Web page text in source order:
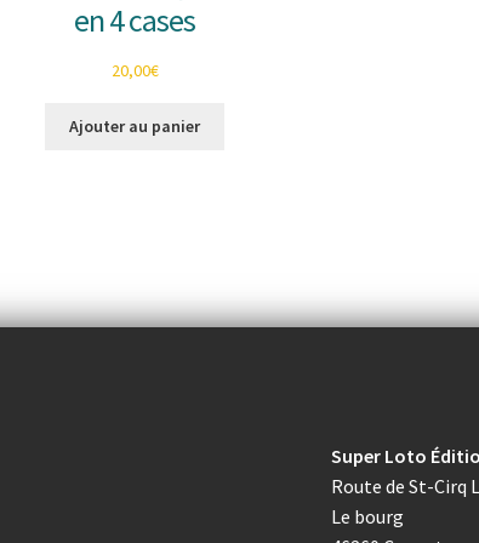
en 4 cases
20,00€
Ajouter au panier
Super Loto
Route de St-Cirq
Le bourg